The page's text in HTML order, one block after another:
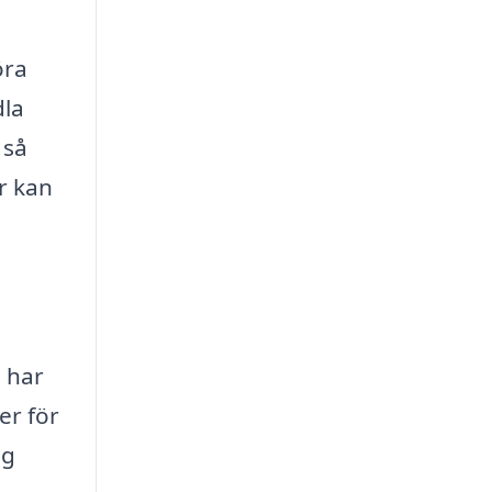
kan
har
för